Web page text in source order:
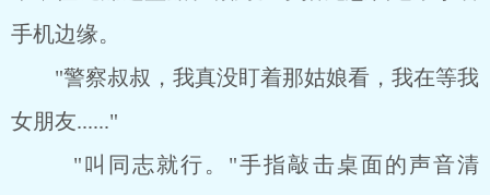
手机边缘。
"警察叔叔，我真没盯着那姑娘看，我在等我
女朋友......"
"叫同志就行。"手指敲击桌面的声音清